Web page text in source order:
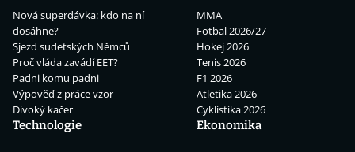
Nová superdávka: kdo na ní
dosáhne?
Sjezd sudetských Němců
Proč vláda zavádí EET?
Padni komu padni
Výpověď z práce vzor
Divoký kačer
MMA
Fotbal 2026/27
Hokej 2026
Tenis 2026
F1 2026
Atletika 2026
Cyklistika 2026
Technologie
Ekonomika